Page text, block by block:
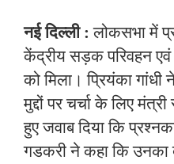
नई दिल्ली :लोकसभा में
केंद्रीय सड़क परिवहन एवं
को मिला। प्रियंका
मुद्दों पर चर्चा के लिए
हुए जवाब दिया कि
गडकरी ने कहा कि उनका